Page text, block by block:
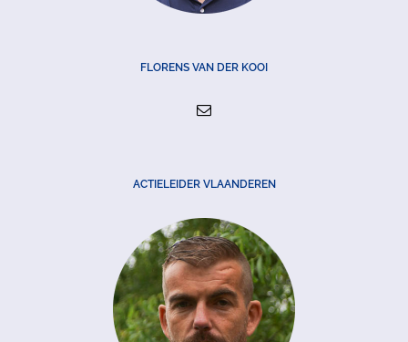
FLORENS VAN DER KOOI
ACTIELEIDER VLAANDEREN